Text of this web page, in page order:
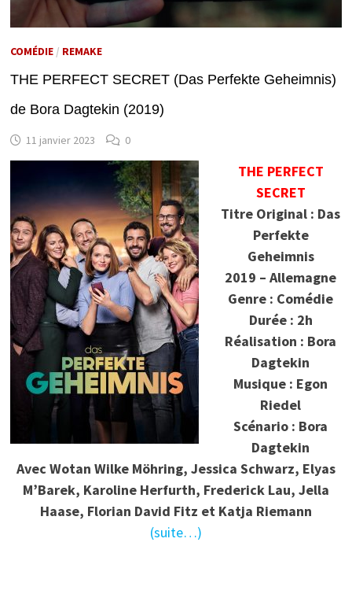
COMÉDIE/ REMAKE
THE PERFECT SECRET (Das Perfekte Geheimnis)
de Bora Dagtekin (2019)
11 janvier 2023 0
THE PERFECT
SECRET
Titre Original : Das
Perfekte
Geheimnis
2019 – Allemagne
Genre : Comédie
Durée : 2h
Réalisation : Bora
Dagtekin
Musique : Egon
Riedel
Scénario : Bora
Dagtekin
Avec Wotan Wilke Möhring, Jessica Schwarz, Elyas
M’Barek, Karoline Herfurth, Frederick Lau, Jella
Haase, Florian David Fitz et Katja Riemann
(suite…)